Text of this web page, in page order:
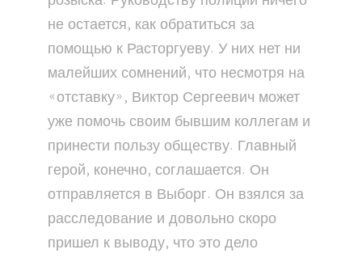
не остается, как обратиться за
помощью к Расторгуеву. У них нет ни
малейших сомнений, что несмотря на
«отставку», Виктор Сергеевич может
уже помочь своим бывшим коллегам и
принести пользу обществу. Главный
герой, конечно, соглашается. Он
отправляется в Выборг. Он взялся за
расследование и довольно скоро
пришел к выводу, что это дело